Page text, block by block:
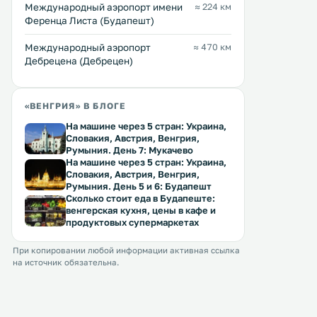
Международный аэропорт имени
Ференца Листа (Будапешт)
≈ 224 км
Международный аэропорт
Дебрецена (Дебрецен)
≈ 470 км
«ВЕНГРИЯ» В БЛОГЕ
На машине через 5 стран: Украина,
Словакия, Австрия, Венгрия,
Румыния. День 7: Мукачево
На машине через 5 стран: Украина,
Словакия, Австрия, Венгрия,
Румыния. День 5 и 6: Будапешт
Сколько стоит еда в Будапеште:
венгерская кухня, цены в кафе и
продуктовых супермаркетах
При копировании любой информации активная ссылка
на источник обязательна.